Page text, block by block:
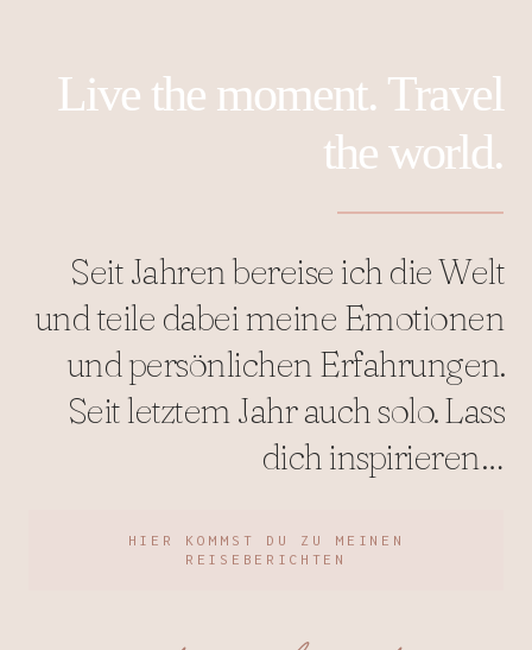
Live the moment. Travel
the world.
Seit Jahren bereise ich die Welt
und teile dabei meine Emotionen
und persönlichen Erfahrungen.
Seit letztem Jahr auch solo. Lass
dich inspirieren…
HIER KOMMST DU ZU MEINEN
REISEBERICHTEN